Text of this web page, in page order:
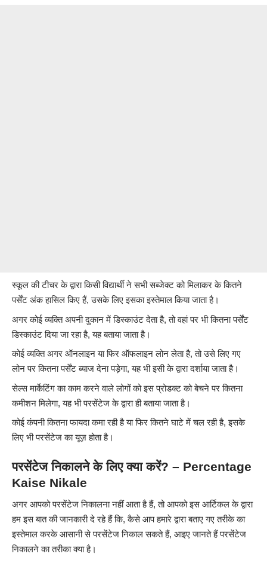
स्कूल की टीचर के द्वारा किसी विद्यार्थी ने सभी सब्जेक्ट को मिलाकर के कितने
पर्सेंट अंक हासिल किए हैं, उसके लिए इसका इस्तेमाल किया जाता है।
अगर कोई व्यक्ति अपनी दुकान में डिस्काउंट देता है, तो वहां पर भी कितना पर्सेंट
डिस्काउंट दिया जा रहा है, यह बताया जाता है।
कोई व्यक्ति अगर ऑनलाइन या फिर ऑफलाइन लोन लेता है, तो उसे लिए गए
लोन पर कितना पर्सेंट ब्याज देना पड़ेगा, यह भी इसी के द्वारा दर्शाया जाता है।
सेल्स मार्केटिंग का काम करने वाले लोगों को इस प्रोडक्ट को बेचने पर कितना
कमीशन मिलेगा, यह भी परसेंटेज के द्वारा ही बताया जाता है।
कोई कंपनी कितना फायदा कमा रही है या फिर कितने घाटे में चल रही है, इसके
लिए भी परसेंटेज का यूज़ होता है।
परसेंटेज निकालने के लिए क्या करें? – Percentage
Kaise Nikale
अगर आपको परसेंटेज निकालना नहीं आता है हैं, तो आपको इस आर्टिकल के द्वारा
हम इस बात की जानकारी दे रहे हैं कि, कैसे आप हमारे द्वारा बताए गए तरीके का
इस्तेमाल करके आसानी से परसेंटेज निकाल सकते हैं, आइए जानते हैं परसेंटेज
निकालने का तरीका क्या है।